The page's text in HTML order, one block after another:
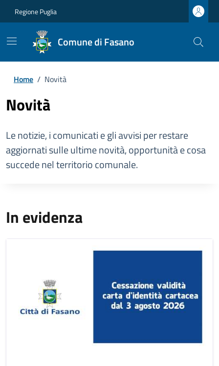
Regione Puglia
Comune di Fasano
Home / Novità
Novità
Le notizie, i comunicati e gli avvisi per restare
aggiornati sulle ultime novità, opportunità e cosa
succede nel territorio comunale.
In evidenza